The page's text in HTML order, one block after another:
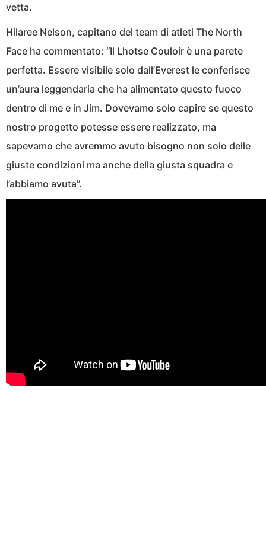
vetta.
Hilaree Nelson, capitano del team di atleti The North
Face ha commentato: “Il Lhotse Couloir è una parete
perfetta. Essere visibile solo dall’Everest le conferisce
un’aura leggendaria che ha alimentato questo fuoco
dentro di me e in Jim. Dovevamo solo capire se questo
nostro progetto potesse essere realizzato, ma
sapevamo che avremmo avuto bisogno non solo delle
giuste condizioni ma anche della giusta squadra e
l’abbiamo avuta”.